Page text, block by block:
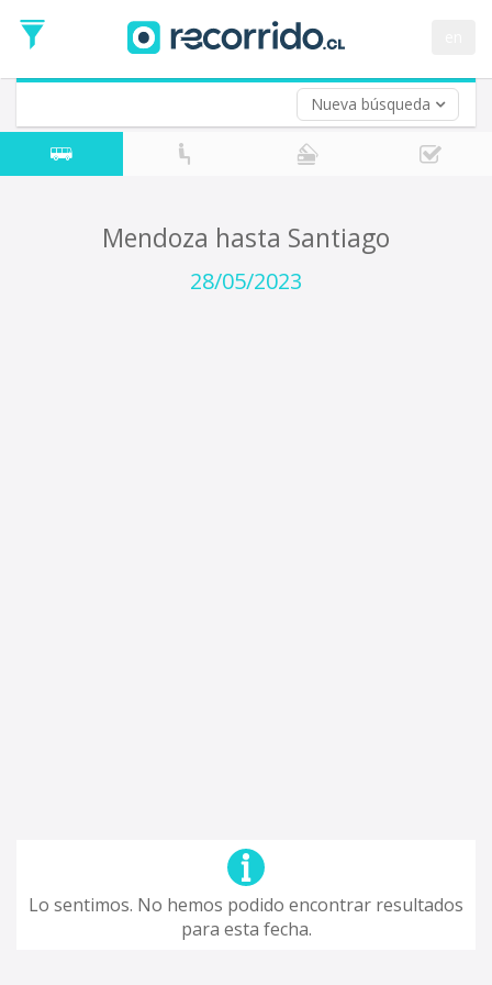
Nueva búsqueda
de
Ida
Vuelta (opcional)
Fecha
de
Mendoza hasta Santiago
28/05/2023
Lo sentimos. No hemos podido encontrar resultados
para esta fecha.